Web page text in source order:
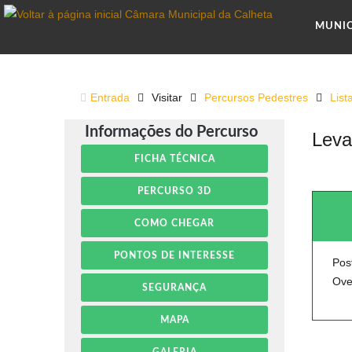
Entrada Visitar Percursos Pedestres
Informações do Percurso
FICHA TÉCNICA
PERCURSO 3D
COMO CHEGAR
PONTOS DE INTERESSE
SEGURANÇA
MAPA